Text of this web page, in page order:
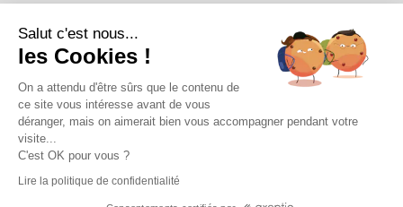
Mentions Légales
Politique de confidentialité
A propos de toutpourchanger.com
Fondateur et auteur / Yves Deloison
Les auteur.trices
Contact
Salut c'est nous...
les Cookies !
On a attendu d'être sûrs que le contenu de
ce site vous intéresse avant de vous
déranger, mais on aimerait bien vous accompagner pendant votre
visite...
C'est OK pour vous ?
Lire la politique de confidentialité